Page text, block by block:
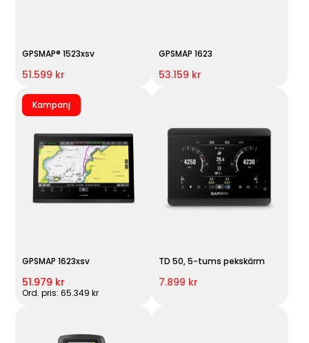
GPSMAP® 1523xsv
51.599 kr
GPSMAP 1623
53.159 kr
Kampanj
GPSMAP 1623xsv
51.979 kr
Ord. pris: 65.349 kr
TD 50, 5-tums pekskärm
7.899 kr